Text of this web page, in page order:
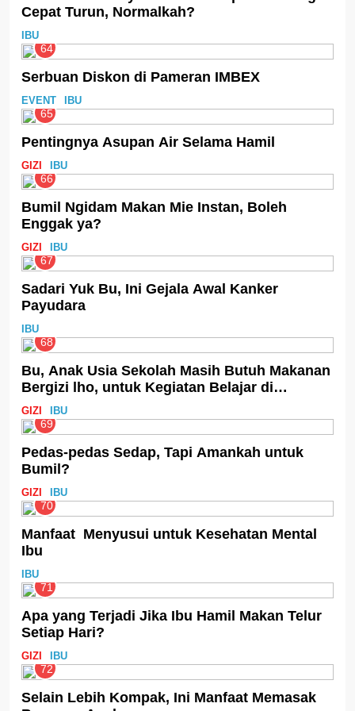
Cepat Turun, Normalkah?
IBU
64
Serbuan Diskon di Pameran IMBEX
EVENT IBU
65
Pentingnya Asupan Air Selama Hamil
GIZI IBU
66
Bumil Ngidam Makan Mie Instan, Boleh
Enggak ya?
GIZI IBU
67
Sadari Yuk Bu, Ini Gejala Awal Kanker
Payudara
IBU
68
Bu, Anak Usia Sekolah Masih Butuh Makanan
Bergizi lho, untuk Kegiatan Belajar di
Sekolah!
GIZI IBU
69
Pedas-pedas Sedap, Tapi Amankah untuk
Bumil?
GIZI IBU
70
Manfaat Menyusui untuk Kesehatan Mental
Ibu
IBU
71
Apa yang Terjadi Jika Ibu Hamil Makan Telur
Setiap Hari?
GIZI IBU
72
Selain Lebih Kompak, Ini Manfaat Memasak